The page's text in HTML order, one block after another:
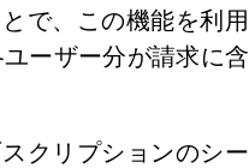
で、この機能を利用
ーザー分が請求に含
クリプションのシー